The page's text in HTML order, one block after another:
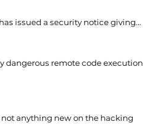
issued a security notice giving...
dangerous remote code execution
anything new on the hacking